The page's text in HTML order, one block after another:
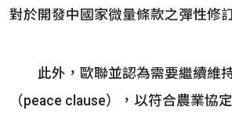
對於開發中國家微量條款之彈性修
此外，歐聯並認為需要繼續維
（peace clause），以符合農業協